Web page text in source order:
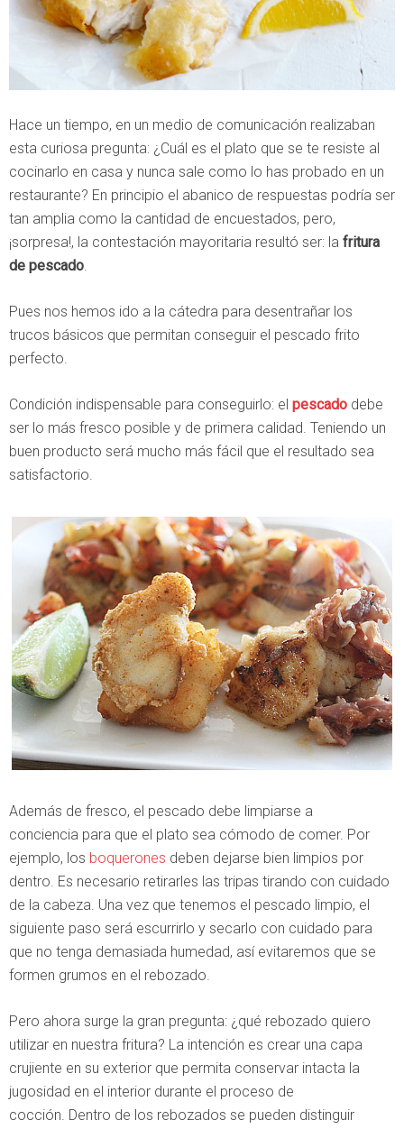
Hace un tiempo, en un medio de comunicación realizaban
esta curiosa pregunta: ¿Cuál es el plato que se te resiste al
cocinarlo en casa y nunca sale como lo has probado en un
restaurante? En principio el abanico de respuestas podría ser
tan amplia como la cantidad de encuestados, pero,
¡sorpresa!, la contestación mayoritaria resultó ser: la fritura
de pescado.
Pues nos hemos ido a la cátedra para desentrañar los
trucos básicos que permitan conseguir el pescado frito
perfecto.
Condición indispensable para conseguirlo: el pescado debe
ser lo más fresco posible y de primera calidad. Teniendo un
buen producto será mucho más fácil que el resultado sea
satisfactorio.
Además de fresco, el pescado debe limpiarse a
conciencia para que el plato sea cómodo de comer. Por
ejemplo, los boquerones deben dejarse bien limpios por
dentro. Es necesario retirarles las tripas tirando con cuidado
de la cabeza. Una vez que tenemos el pescado limpio, el
siguiente paso será escurrirlo y secarlo con cuidado para
que no tenga demasiada humedad, así evitaremos que se
formen grumos en el rebozado.
Pero ahora surge la gran pregunta: ¿qué rebozado quiero
utilizar en nuestra fritura? La intención es crear una capa
crujiente en su exterior que permita conservar intacta la
jugosidad en el interior durante el proceso de
cocción. Dentro de los rebozados se pueden distinguir